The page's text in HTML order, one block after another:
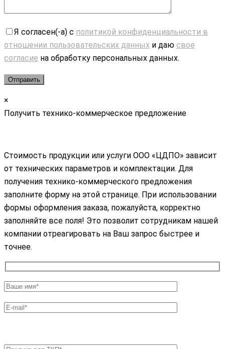
Я согласен(-а) с политикой конфиденциальности в
отношении пользовательских данных и даю свое
согласие на обработку персональных данных.
×
Получить технико-коммерческое предложение
Стоимость продукции или услуги ООО «ЦДПО» зависит
от технических параметров и комплектации. Для
получения технико-коммерческого предложения
заполните форму на этой странице. При использовании
формы оформления заказа, пожалуйста, корректно
заполняйте все поля! Это позволит сотрудникам нашей
компании отреагировать на Ваш запрос быстрее и
точнее.